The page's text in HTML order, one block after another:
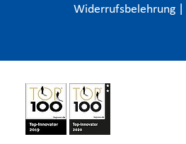
Widerrufsbelehrung